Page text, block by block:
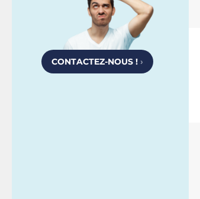
CONTACTEZ-NOUS ! ›